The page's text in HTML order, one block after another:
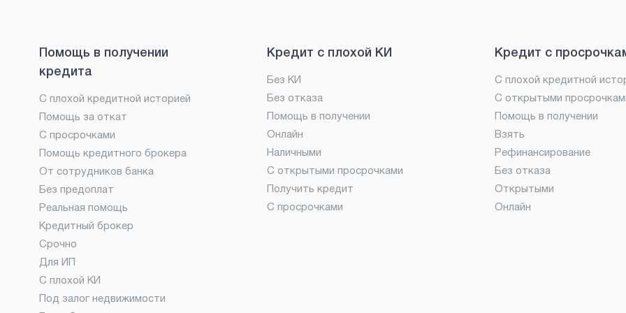
Помощь в получении
кредита
С плохой кредитной историей
Помощь за откат
С просрочками
Помощь кредитного брокера
От сотрудников банка
Без предоплат
Реальная помощь
Кредитный брокер
Срочно
Для ИП
С плохой КИ
Под залог недвижимости
Кредит с плохой КИ
Без КИ
Без отказа
Помощь в получении
Онлайн
Наличными
С открытыми просрочками
Получить кредит
С просрочками
Кредит с
С плохой кредитной
С открытыми
Помощь в получении
Взять
Рефинансирование
Без отказа
Открытыми
Онлайн